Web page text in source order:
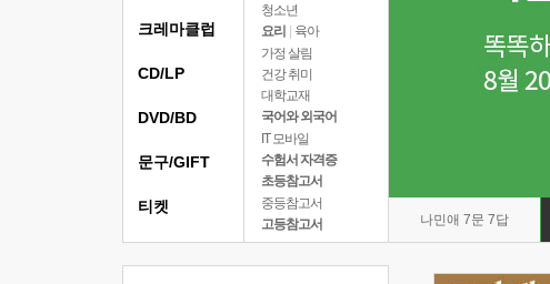
청소년
요리
육아
가정 살림
건강 취미
대학교재
국어와 외국어
IT 모바일
수험서 자격증
초등참고서
중등참고서
고등참고서
나민애 7문 7답
크레마클럽
CD/LP
DVD/BD
문구/GIFT
티켓